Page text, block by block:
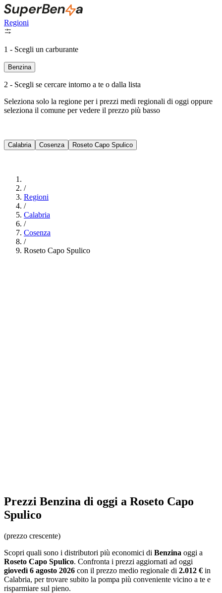
Regioni
1 - Scegli un carburante
Benzina
2 - Scegli se cercare intorno a te o dalla lista
Seleziona solo la regione per i prezzi medi regionali di oggi oppure
seleziona il comune per vedere il prezzo più basso
Calabria Cosenza Roseto Capo Spulico
/
Regioni
/
Calabria
/
Cosenza
/
Roseto Capo Spulico
Prezzi Benzina di oggi a Roseto Capo
Spulico
(prezzo crescente)
Scopri quali sono i distributori più economici di Benzina oggi a
Roseto Capo Spulico. Confronta i prezzi aggiornati ad oggi
giovedì 6 agosto 2026 con il prezzo medio regionale di 2.012 € in
Calabria, per trovare subito la pompa più conveniente vicino a te e
risparmiare sul pieno.